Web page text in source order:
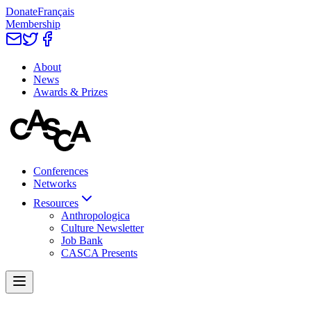
DonateFrançais
Membership
About
News
Awards & Prizes
Conferences
Networks
Resources
Anthropologica
Culture Newsletter
Job Bank
CASCA Presents